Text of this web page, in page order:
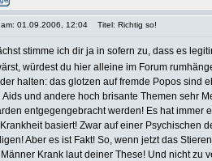
am: 01.09.2006, 12:04 Titel: Richtig so!
stimme ich dir ja in sofern zu, dass es
würdest du hier alleine im Forum
halten: das glotzen auf fremde Popos sind
Aids und andere hoch brisante Themen sehr
entgegengebracht werden! Es hat immer
basiert! Zwar auf einer Psychischen
Aber es ist Fakt! So, wenn jetzt das
Krank laut deiner These! Und nicht zu